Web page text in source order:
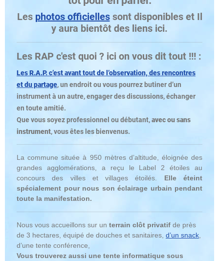
Les photos officiellessont disponibles et Il
y aura bientôt des liens ici.
Les RAP c'est quoi ? ici on vous dit tout !!! :
Les R.A.P. c’est avant tout de l’observation, des rencontres
et du partage, un endroit ou vous pourrez butiner d’un
instrument à un autre, engager des discussions, échanger
en toute amitié.
Que vous soyez professionnel ou débutant,avec ou sans
instrument, vous êtes les bienvenus.
La commune située à 950 mètres d’altitude, éloignée des
grandes agglomérations, a reçu le Label 2 étoiles au
concours des villes et villages étoilés. Elle éteint
spécialement pour nous son éclairage urbain pendant
toute la manifestation.
Nous vous accueillons sur un terrain clôt privatif de près
de 3 hectares, équipé de douches et sanitaires, d’un snack
d’une tente conférence,
Vous trouverez aussi une tente informatique sous